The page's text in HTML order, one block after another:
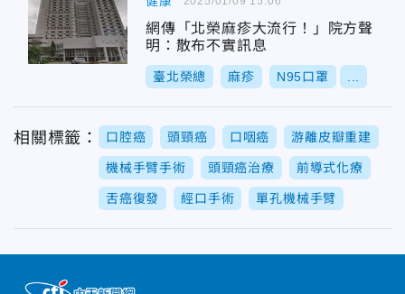
網傳「北榮麻疹大流行！」院方聲
明：散布不實訊息
臺北榮總 麻疹 N95口罩
相關標籤： 口腔癌 頭頸癌 口咽癌 游離皮瓣重建
機械手臂手術 頭頸癌治療 前導式化療
舌癌復發 經口手術 單孔機械手臂